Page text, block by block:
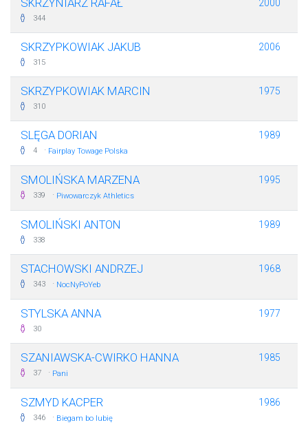
SKRZYNIARZ RAFAŁ
344
2000
SKRZYPKOWIAK JAKUB
315
2006
SKRZYPKOWIAK MARCIN
310
1975
SLĘGA DORIAN
4 · Fairplay Towage Polska
1989
SMOLIŃSKA MARZENA
339 · Piwowarczyk Athletics
1995
SMOLIŃSKI ANTON
338
1989
STACHOWSKI ANDRZEJ
343 · NocNyPoYeb
1968
STYLSKA ANNA
30
1977
SZANIAWSKA-CWIRKO HANNA
37 · Pani
1985
SZMYD KACPER
346 · Biegam bo lubię
1986